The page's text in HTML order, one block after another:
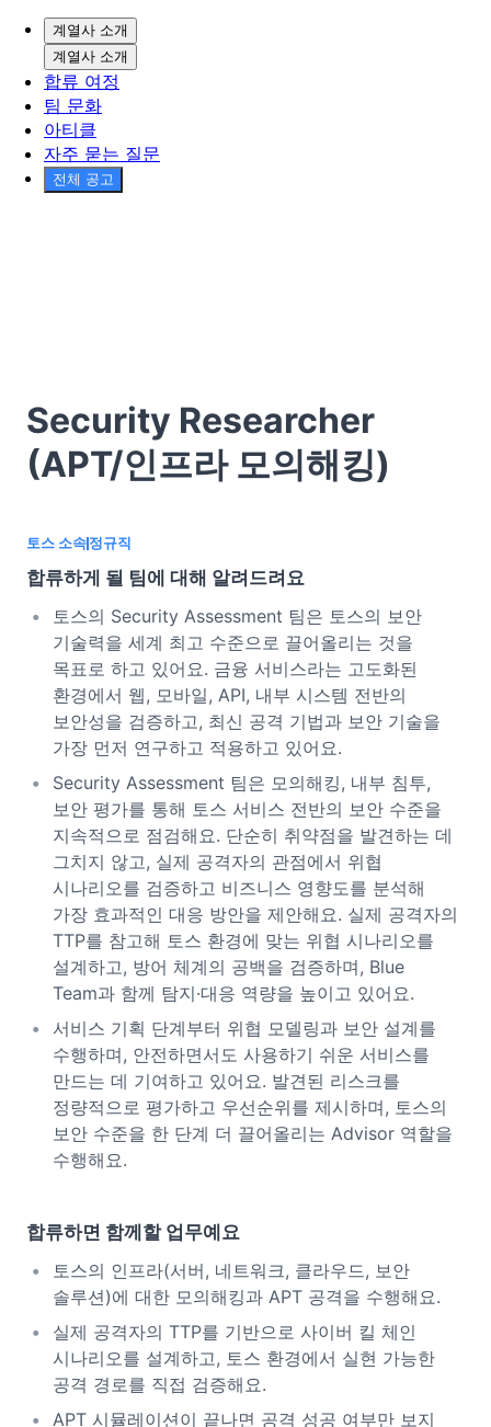
계열사 소개
계열사 소개
합류 여정
팀 문화
아티클
자주 묻는 질문
전체 공고
Security Researcher
(APT/인프라 모의해킹)
토스 소속정규직
합류하게 될 팀에 대해 알려드려요
토스의 Security Assessment 팀은 토스의 보안
기술력을 세계 최고 수준으로 끌어올리는 것을
목표로 하고 있어요. 금융 서비스라는 고도화된
환경에서 웹, 모바일, API, 내부 시스템 전반의
보안성을 검증하고, 최신 공격 기법과 보안 기술을
가장 먼저 연구하고 적용하고 있어요.
Security Assessment 팀은 모의해킹, 내부 침투,
보안 평가를 통해 토스 서비스 전반의 보안 수준을
지속적으로 점검해요. 단순히 취약점을 발견하는 데
그치지 않고, 실제 공격자의 관점에서 위협
시나리오를 검증하고 비즈니스 영향도를 분석해
가장 효과적인 대응 방안을 제안해요. 실제 공격자의
TTP를 참고해 토스 환경에 맞는 위협 시나리오를
설계하고, 방어 체계의 공백을 검증하며, Blue
Team과 함께 탐지·대응 역량을 높이고 있어요.
서비스 기획 단계부터 위협 모델링과 보안 설계를
수행하며, 안전하면서도 사용하기 쉬운 서비스를
만드는 데 기여하고 있어요. 발견된 리스크를
정량적으로 평가하고 우선순위를 제시하며, 토스의
보안 수준을 한 단계 더 끌어올리는 Advisor 역할을
수행해요.
합류하면 함께할 업무예요
토스의 인프라(서버, 네트워크, 클라우드, 보안
솔루션)에 대한 모의해킹과 APT 공격을 수행해요.
실제 공격자의 TTP를 기반으로 사이버 킬 체인
시나리오를 설계하고, 토스 환경에서 실현 가능한
공격 경로를 직접 검증해요.
APT 시뮬레이션이 끝나면 공격 성공 여부만 보지